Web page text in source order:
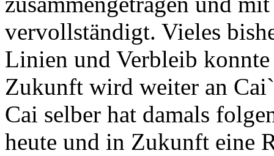
vervollständigt. Vieles
Linien und Verbleib
Zukunft wird weiter an
Cai selber hat damals
heute und in Zukunft eine